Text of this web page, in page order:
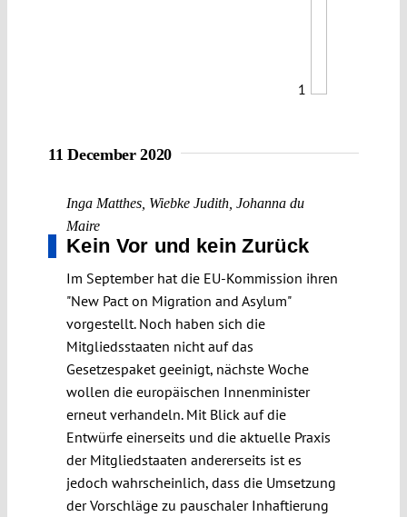
1
11 December 2020
Inga Matthes Wiebke Judith Johanna du
Maire
Kein Vor und kein Zurück
Im September hat die EU-Kommission ihren
"New Pact on Migration and Asylum"
vorgestellt. Noch haben sich die
Mitgliedsstaaten nicht auf das
Gesetzespaket geeinigt, nächste Woche
wollen die europäischen Innenminister
erneut verhandeln. Mit Blick auf die
Entwürfe einerseits und die aktuelle Praxis
der Mitgliedstaaten andererseits ist es
jedoch wahrscheinlich, dass die Umsetzung
der Vorschläge zu pauschaler Inhaftierung